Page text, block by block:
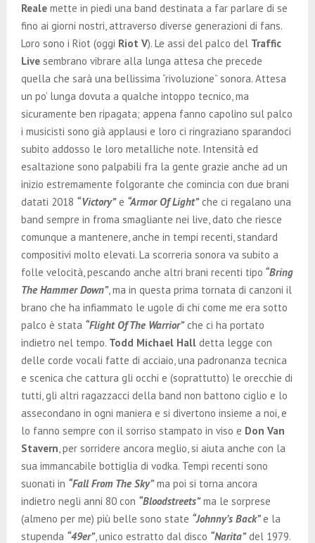
Reale mette in piedi una band destinata a far parlare di se
fino ai giorni nostri, attraverso diverse generazioni di fans.
Loro sono i Riot (oggi Riot V). Le assi del palco del Traffic
Live sembrano vibrare alla lunga attesa che precede
quella che sarà una bellissima “rivoluzione” sonora. Attesa
un po’ lunga dovuta a qualche intoppo tecnico, ma
sicuramente ben ripagata; appena fanno capolino sul palco
i musicisti sono già applausi e loro ci ringraziano sparandoci
subito addosso le loro metalliche note. Intensità ed
esaltazione sono palpabili fra la gente grazie anche ad un
inizio estremamente folgorante che comincia con due brani
datati 2018 “Victory”e “Armor Of Light”che ci regalano una
band sempre in froma smagliante nei live, dato che riesce
comunque a mantenere, anche in tempi recenti, standard
compositivi molto elevati. La scorreria sonora va subito a
folle velocità, pescando anche altri brani recenti tipo “Bring
The Hammer Down”, ma in questa prima tornata di canzoni il
brano che ha infiammato le ugole di chi come me era sotto
palco è stata “Flight Of The Warrior”che ci ha portato
indietro nel tempo. Todd Michael Hall detta legge con
delle corde vocali fatte di acciaio, una padronanza tecnica
e scenica che cattura gli occhi e (soprattutto) le orecchie di
tutti, gli altri ragazzacci della band non battono ciglio e lo
assecondano in ogni maniera e si divertono insieme a noi, e
lo fanno sempre con il sorriso stampato in viso e Don Van
Stavern , per sorridere ancora meglio, si aiuta anche con la
sua immancabile bottiglia di vodka. Tempi recenti sono
suonati in “Fall From The Sky”ma poi si torna ancora
indietro negli anni 80 con “Bloodstreets”ma le sorprese
(almeno per me) più belle sono state “Johnny’s Back”e la
stupenda “49er”, unico estratto dal disco “Narita”del 1979.